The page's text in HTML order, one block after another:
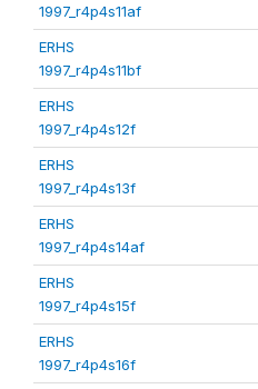
1997_r4p4s11af
ERHS
1997_r4p4s11bf
ERHS
1997_r4p4s12f
ERHS
1997_r4p4s13f
ERHS
1997_r4p4s14af
ERHS
1997_r4p4s15f
ERHS
1997_r4p4s16f